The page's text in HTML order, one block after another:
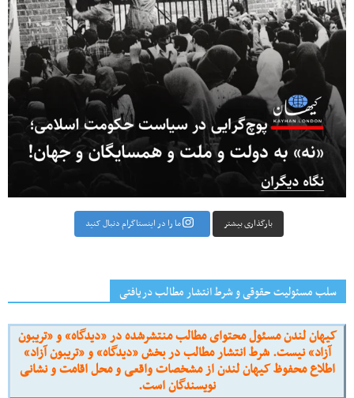
بارگذاری بیشتر ما را در اینستاگرام دنبال کنید
سلب مسئولیت حقوقی و شرط انتشار مطالب دریافتی
کیهان لندن مسئول محتوای مطالب منتشرشده در «دیدگاه» و «تریبون
آزاد» نیست. شرط انتشار مطالب در بخش «دیدگاه» و «تریبون آزاد»
اطلاع محفوظ کیهان لندن از مشخصات واقعی و محل اقامت و نشانی
نویسندگان است.